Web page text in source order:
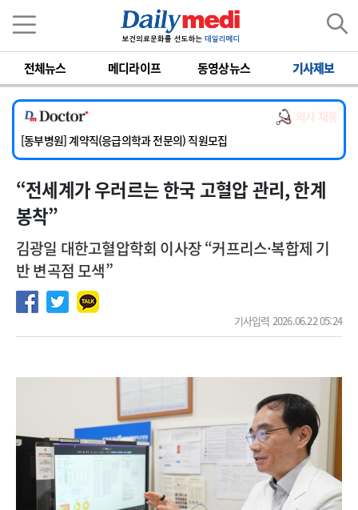
전체뉴스 메디라이프 동영상뉴스 기사제보
의사 채용
[서울아산병원] 2026년 하반기 인턴 모집
[영남대학교의료원] 마취통증의학과 임기제 임상의사 채용
[충남대학교병원] 소아청소년과(소아응급전담) 계약직 의사 공개채용
[동부병원] 계약직(응급의학과 전문의) 직원모집
[이대목동병원] 하반기 전공의(레지던트1년차) 모집
[서울아산병원] 2026년 하반기 인턴 모집
[영남대학교의료원] 마취통증의학과 임기제 임상의사 채용
“전세계가 우러르는 한국 고혈압 관리, 한계
봉착”
김광일 대한고혈압학회 이사장 “커프리스·복합제 기
반 변곡점 모색”
기사입력 2026.06.22 05:24